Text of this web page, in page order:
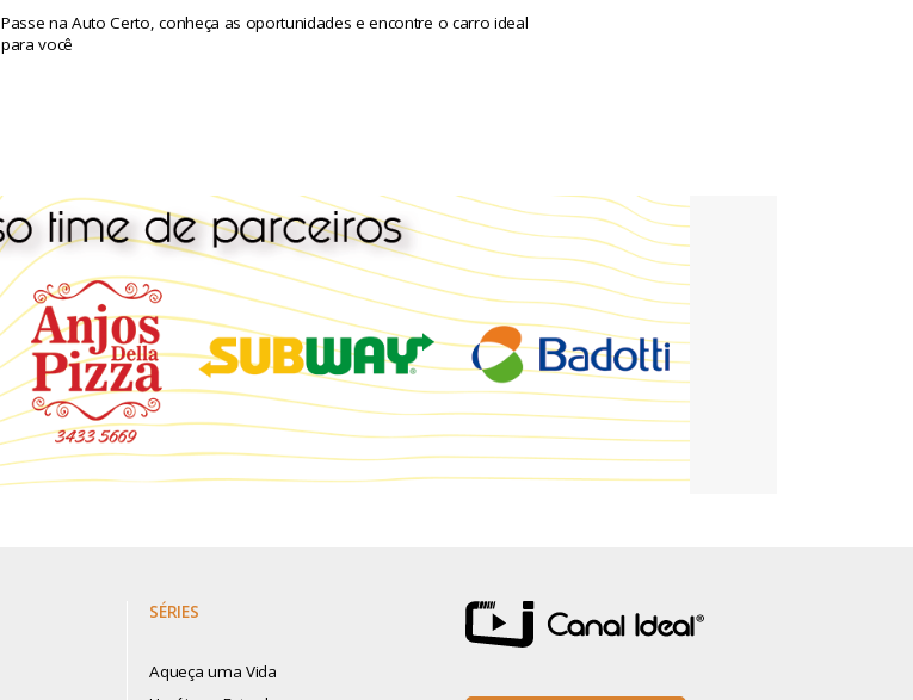
Passe na Auto Certo, conheça as oportunidades e encontre o carro ideal
para você
SÉRIES
Aqueça uma Vida